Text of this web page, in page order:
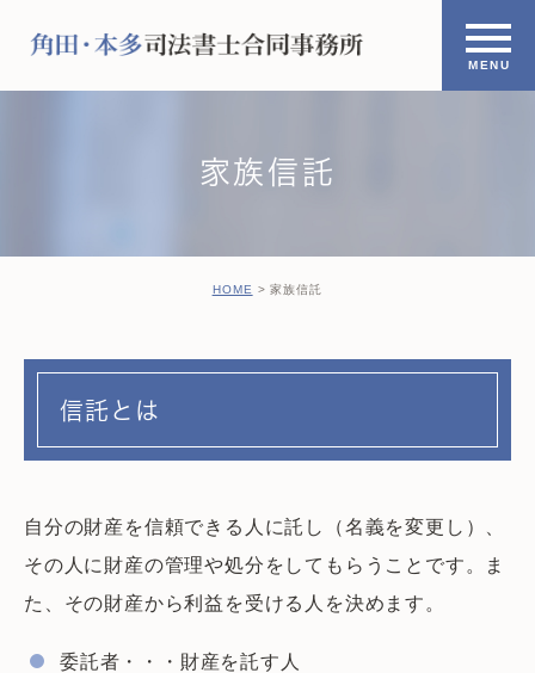
家族信託
HOME 家族信託
信託とは
自分の財産を信頼できる人に託し（名義を変更し）、
その人に財産の管理や処分をしてもらうことです。ま
た、その財産から利益を受ける人を決めます。
委託者・・・財産を託す人